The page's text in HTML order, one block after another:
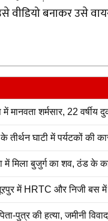
वीडियो बनाकर उसे
शर्मसार, 22
घाटी में पर्यटकों की
में मिला बुजुर्ग का शव, ठंड के
में HRTC और निजी बस में
पुत्र की हत्या, जमीनी